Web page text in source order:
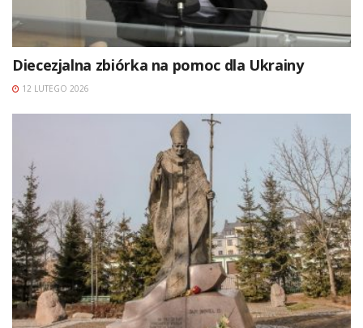
Diecezjalna zbiórka na pomoc dla Ukrainy
12 LUTEGO 2026